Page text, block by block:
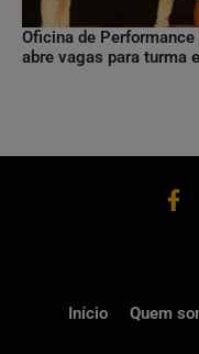
Oficina de Performance
abre vagas para turma
Início Quem